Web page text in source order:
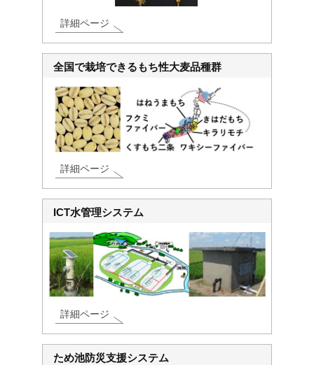
詳細ページ
全国で栽培できるもち性大麦品種群
詳細ページ
ICT水管理システム
詳細ページ
ため池防災支援システム